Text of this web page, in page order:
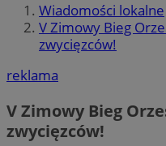
Wiadomości lokalne
V Zimowy Bieg
zwycięzców!
reklama
V Zimowy Bieg
zwycięzców!